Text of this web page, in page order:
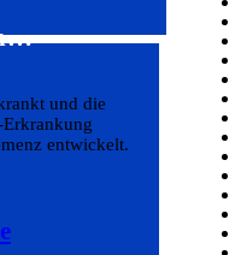
und die
entwickelt.